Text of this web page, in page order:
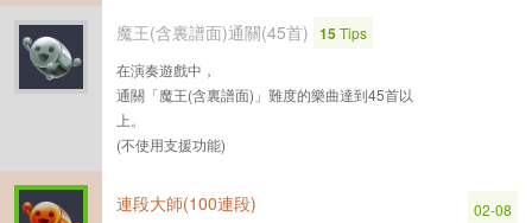
魔王(含裏譜面)通關(45首) 15Tips
在演奏遊戲中，
通關「魔王(含裏譜面)」難度的樂曲達到45首以
上。
(不使用支援功能)
連段大師(100連段)
02-08